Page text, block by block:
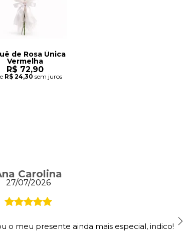
de Rosa Única
Vermelha
R$ 72,90
R$ 24,30 sem juros
Carolina
27/07/2026
o meu presente ainda mais especial, indico!